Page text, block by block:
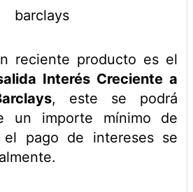
reciente producto es el
Interés Creciente a
, este se podrá
un importe mínimo de
pago de intereses se